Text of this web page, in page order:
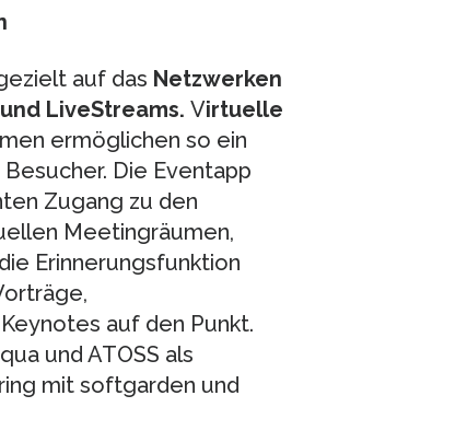
auf das Netzwerken
LiveStreams. Virtuelle
ermöglichen so ein
Die Eventapp
Zugang zu den
Meetingräumen,
Erinnerungsfunktion
auf den Punkt.
und ATOSS als
mit softgarden und